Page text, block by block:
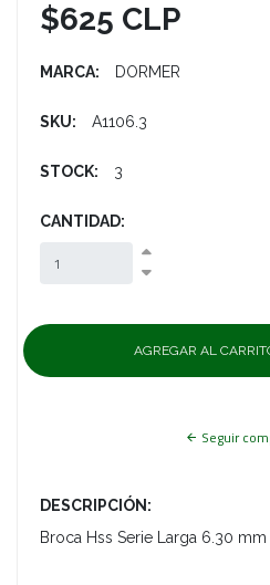
$625 CLP
MARCA: DORMER
SKU: A1106.3
STOCK: 3
CANTIDAD:
Seguir
DESCRIPCIÓN:
Broca Hss Serie Larga 6.30